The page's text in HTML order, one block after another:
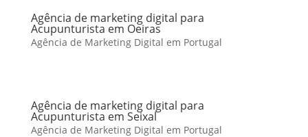
Agência de marketing digital para
Acupunturista em Oeiras
Agência de Marketing Digital em Portugal
Agência de marketing digital para
Acupunturista em Seixal
Agência de Marketing Digital em Portugal